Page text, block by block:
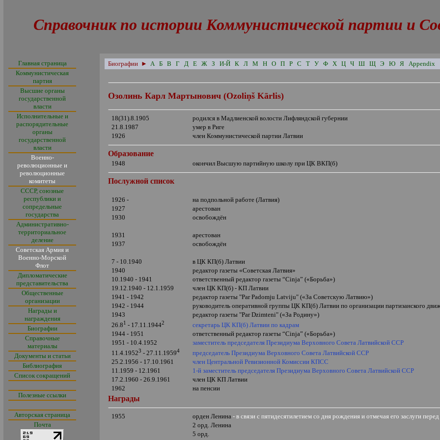
Справочник по истории Коммунистической партии и
Главная страница
Коммунистическая
партия
Высшие органы
государственной
власти
Исполнительные и
распорядительные
органы
государственной
власти
Военно-
революционные и
революционные
комитеты
СССР, союзные
республики и
сопредельные
государства
Административно-
территориальное
деление
Советская Армия и
Военно-Морской
Флот
Дипломатические
представительства
Общественные
организации
Награды и
награждения
Биографии
Справочные
материалы
Документы и статьи
Библиография
Список сокращений
Полезные ссылки
Авторская страница
Почта
Биографии ► А Б В Г Д Е Ж З И-Й К Л М Н О П Р С Т У Ф Х Ц Ч Ш Щ Э Ю Я Appendix
Озолинь Карл Мартынович (Ozoliņš Kārlis)
18(31).8.1905
родился в Мадлиенской волости Лифляндской губернии
21.8.1987
умер в Риге
1926
член Коммунистической партии Латвии
Образование
1948 окончил Высшую партийную школу при ЦК ВКП(б)
Послужной список
1926 -
на подпольной работе (Латвия)
1927
арестован
1930
освобождён
1931
арестован
1937
освобождён
7 - 10.1940
в ЦК КП(б) Латвии
1940
редактор газеты«Советская Латвия»
10.1940 - 1941
ответственный редактор газеты “Cinja” («Борьба»)
19.12.1940 - 12.1.1959
член ЦК КП(б) - КП Латвии
1941 - 1942
редактор газеты "Par Padomju Latviju" («За Советскую Латвию»)
1942 - 1944
руководитель оперативной группы ЦК КП(б)Латвиипо организации партизанского
1943
редактор газеты "Par Dzimteni"(«За Родину»)
26.81 - 17.11.19442 секретарь ЦК КП(б)Латвии по кадрам
1944 - 1951
ответственный редактор газеты “Cinja” («Борьба»)
1951 - 10.4.1952
заместитель председателя Президиума Верховного Совета Латвийской ССР
11.4.19523 - 27.11.19594
председатель Президиума Верховного Совета Латвийской ССР
25.2.1956 - 17.10.1961
член Центральной Ревизионной Комиссии КПСС
11.1959 - 12.1961
1-й заместитель председателя Президиума Верховного Совета Латвийской ССР
17.2.1960 - 26.9.1961
член ЦК КП Латвии
1962
на пенсии
Награды
1955 орден Ленина-в связи с пятидесятилетием со дня рождения и отмечая его заслуги
2 орд. Ленина
5 орд.